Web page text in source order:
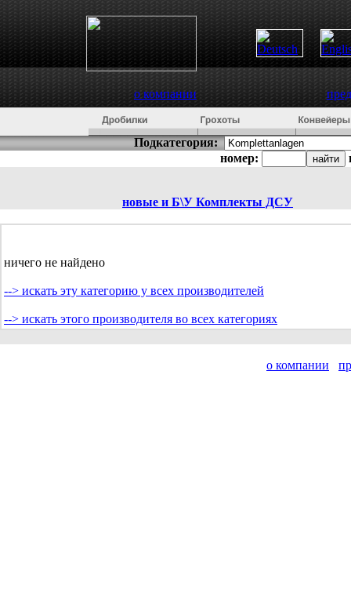
о компании
Подкатегория:
номер:
новые и Б\У Комплекты ДСУ
ничего не найдено
--> искать эту категорию у всех производителей
--> искать этого производителя во всех категориях
о компании